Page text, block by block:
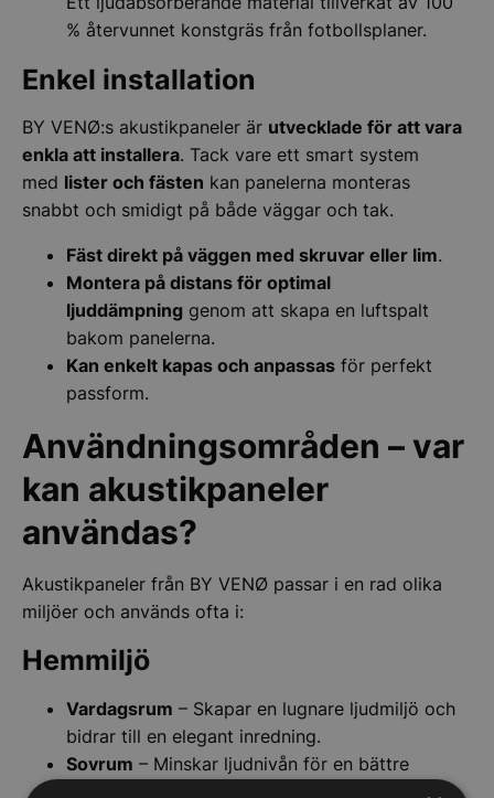
% återvunnet konstgräs från fotbollsplaner.
Enkel installation
BY VENØ:s akustikpaneler är utvecklade för att vara
enkla att installera. Tack vare ett smart system
med lister och fästen kan panelerna monteras
snabbt och smidigt på både väggar och tak.
Fäst direkt på väggen med skruvar eller lim.
Montera på distans för optimal
ljuddämpning genom att skapa en luftspalt
bakom panelerna.
Kan enkelt kapas och anpassas för perfekt
passform.
Användningsområden – var
kan akustikpaneler
användas?
Akustikpaneler från BY VENØ passar i en rad olika
miljöer och används ofta i:
Hemmiljö
Vardagsrum – Skapar en lugnare ljudmiljö och
bidrar till en elegant inredning.
Sovrum – Minskar ljudnivån för en bättre